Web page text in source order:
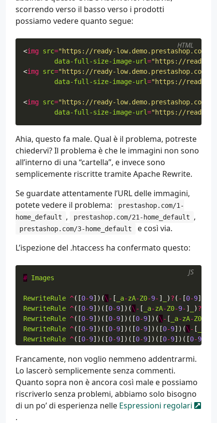
scorrendo verso il basso verso i prodotti
possiamo vedere quanto segue:
<img src="https://ready-
data-full-size-image-url="https://ready-
<img src="https://ready-low.demo.prestashop.com/
data-full-size-image-url="https://ready-
<img src="https://ready-low.demo.prestashop.com/
data-full-size-image-url="https://ready-
HTML
Ahia, questo fa male. Qual è il problema, potreste
chiedervi? Il problema è che le immagini non sono
all’interno di una “cartella”, e invece sono
semplicemente riscritte tramite Apache Rewrite.
Se guardate attentamente l’URL delle immagini,
potete vedere il problema:
prestashop.com/1-
home_default
, prestashop.com/21-home_default ,
prestashop.com/3-home_default
e così via.
L’ispezione del .htaccess ha confermato questo:
# Images
RewriteRule ^([0-9])(\ - [ _a-zA-Z0-9- ] )? ( - [0-9]
RewriteRule ^([0-9])([0-9])(\ - [ _a-zA-Z0-9- ] )?
RewriteRule ^([0-9])([0-9])([0-9])(\ - [ _a-zA-Z0
RewriteRule ^([0-9])([0-9])([0-9])([0-9])(\ - [
RewriteRule ^([0-9])([0-9])([0-9])([0-9])([0-9
RewriteRule ^([0-9])([ 0-9])([0-9 ])([ 0-9])([0-
RewriteRule
^([0-9])([0 -9])([ 0-9])([0-9
RewriteRule ^c/([ 0-9]+)(\-[\. *_a-zA-Z0-9-]*)(
RewriteRule
a - Z_ -] + )( ]+ ? /.+\.jpg$
# AlphaImageLoader for IE and fancybox
JS
Francamente, non voglio nemmeno addentrarmi.
Lo lascerò semplicemente senza commenti.
Quanto sopra non è ancora così male e possiamo
riscriverlo senza problemi, abbiamo solo bisogno
di un po’ di esperienza nelle Espressioni regolari
.